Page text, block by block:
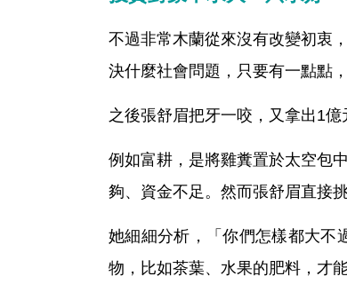
不過非常木蘭從來沒有改變初衷
決什麼社會問題，只要有一點點
之後張舒眉把牙一咬，又拿出1
例如富耕，是將雞糞置於太空包
夠、資金不足。然而張舒眉直接
她細細分析，「你們怎樣都大不
物，比如茶葉、水果的肥料，才